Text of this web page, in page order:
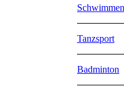
Tanzsport
Badminton